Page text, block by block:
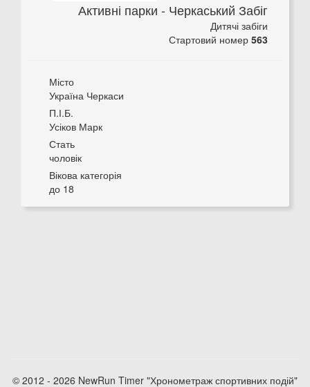
Активні парки - Черкаський Забіг
Дитячі забіги
Стартовий номер 563
Місто
Україна Черкаси
П.І.Б.
Усіков Марк
Стать
чоловік
Вікова категорія
до 18
© 2012 - 2026 NewRun Timer "Хронометраж спортивних подій"